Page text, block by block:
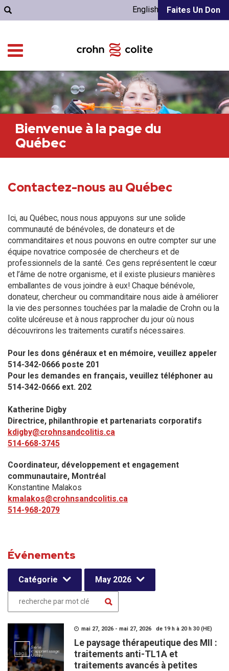
Faites Un Don
English
Bienvenue à la page du
Québec
Contactez-nous au Québec
Ici, au Québec, nous nous appuyons sur une solide
communauté de bénévoles, de donateurs et de
commanditaires et nous pouvons en outre compter sur une
équipe novatrice composée de chercheurs et de
professionnels de la santé. Ces gens représentent le cœur
et l’âme de notre organisme, et il existe plusieurs manières
emballantes de vous joindre à eux! Chaque bénévole,
donateur, chercheur ou commanditaire nous aide à améliorer
la vie des personnes touchées par la maladie de Crohn ou la
colite ulcéreuse et à nous rapprocher du jour où nous
découvrirons les traitements curatifs nécessaires.
Pour les dons généraux et en mémoire, veuillez appeler
514-342-0666 poste 201​
Pour les demandes en français, veuillez téléphoner au
514-342-0666 ext. 202
Katherine Digby
Directrice, philanthropie et partenariats corporatifs
kdigby@crohnsandcolitis.ca
514-668-3745
Coordinateur, développement et engagement
communautaire​, Montréal
Konstantine Malakos
kmalakos@crohnsandcolitis.ca
514-968-2079
Événements
Catégorie May 2026
mai 27, 2026 - mai 27, 2026 de 19 h à 20 h 30 (HE)
Le paysage thérapeutique des MII :
traitements anti-TL1A et
traitements avancés à petites